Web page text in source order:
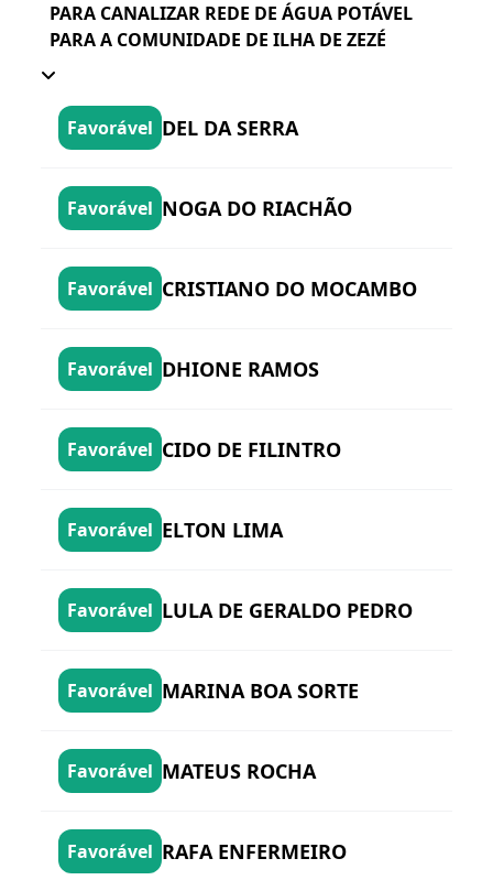
PARA CANALIZAR REDE DE ÁGUA POTÁVEL
PARA A COMUNIDADE DE ILHA DE ZEZÉ
Favorável DEL DA SERRA
Favorável NOGA DO RIACHÃO
Favorável CRISTIANO DO MOCAMBO
Favorável DHIONE RAMOS
Favorável CIDO DE FILINTRO
Favorável ELTON LIMA
Favorável LULA DE GERALDO PEDRO
Favorável MARINA BOA SORTE
Favorável MATEUS ROCHA
Favorável RAFA ENFERMEIRO